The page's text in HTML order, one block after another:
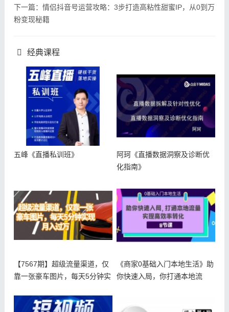
下一篇：情侣抖音号运营攻略：3步打造高粘性甜蜜IP，从0到万
粉变现秘籍
经典课程
五峰《直播私训班》
阿珂《直播数据洞察及诊断优
化指南》
【7567期】超级流量渠道，仅
靠一张豪车图片，每天5分钟实
《商家0基础入门本地生活》助
你快速入局，你打通本地流